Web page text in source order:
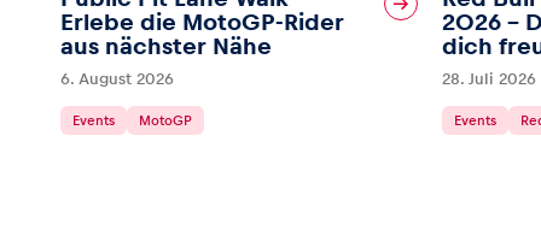
Erlebe die MotoGP-Rider
aus nächster Nähe
6. August 2026
Events MotoGP
2026 –
dich
28. Juli 2026
Events